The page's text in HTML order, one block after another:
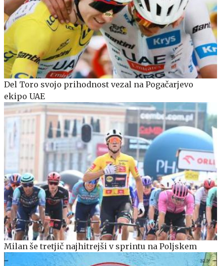
Del Toro svojo prihodnost vezal na Pogačarjevo
ekipo UAE
Milan še tretjič najhitrejši v sprintu na Poljskem